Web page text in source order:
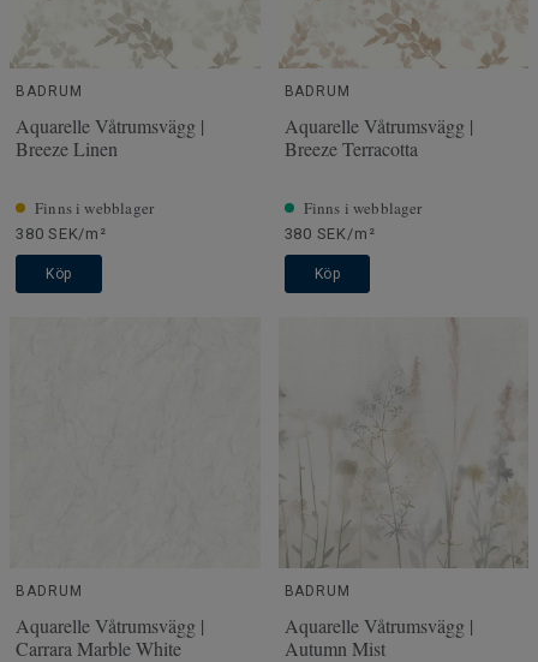
BADRUM
Aquarelle Våtrumsvägg |
Breeze Linen
Finns i webblager
380 SEK/m²
Köp
BADRUM
Aquarelle Våtrumsvägg |
Breeze Terracotta
Finns i webblager
380 SEK/m²
Köp
BADRUM
Aquarelle Våtrumsvägg |
Carrara Marble White
BADRUM
Aquarelle Våtrumsvägg |
Autumn Mist